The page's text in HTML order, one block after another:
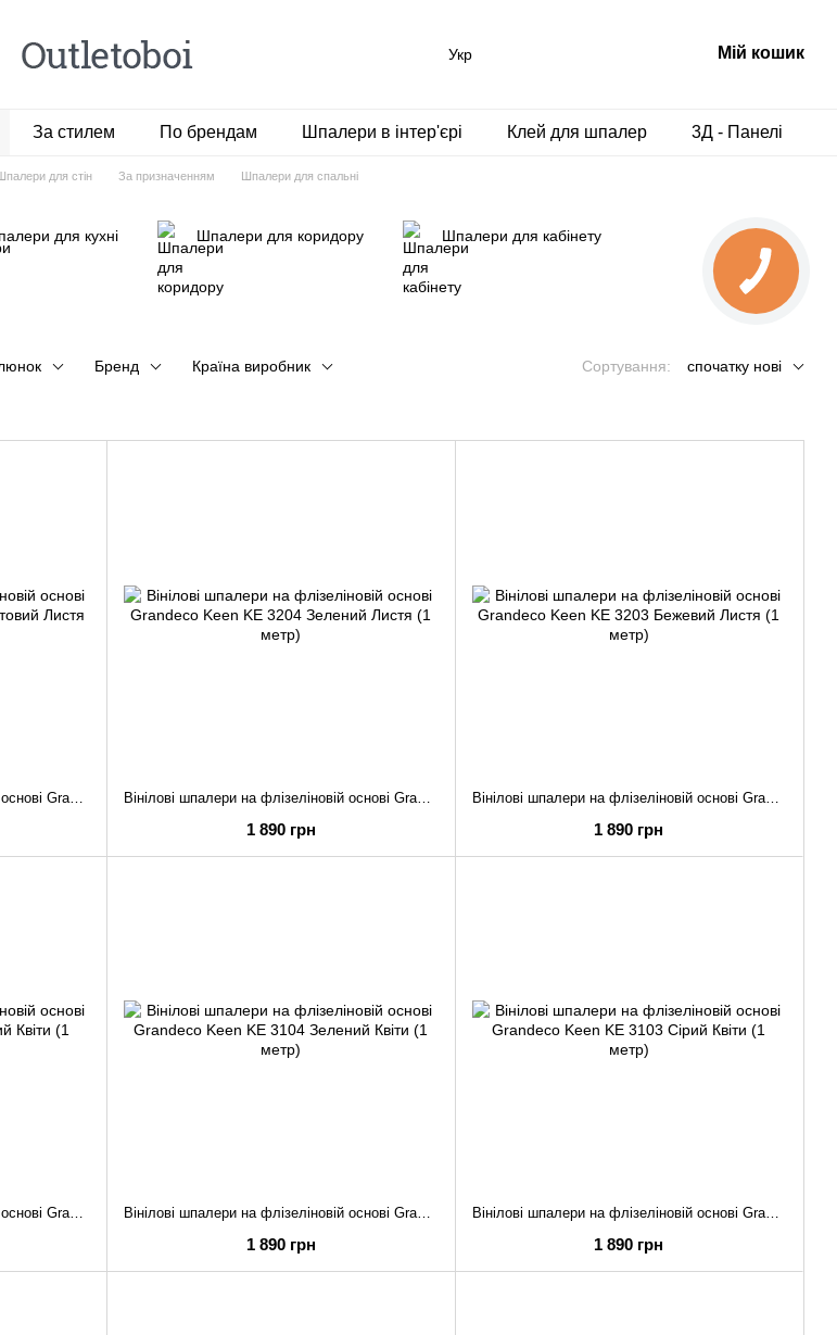
Укр Мій кошик
За стилем По брендам Шпалери в інтер'єрі Клей для шпалер 3Д - Панелі
для стін За призначенням Шпалери для спальні
для кухні Шпалери для коридору Шпалери для кабінету
Бренд Країна виробник Сортування: спочатку нові
Вінілові шпалери на флізеліновій основі Grandeco Keen KE 3205 Графітовий Листя (1 метр)
1 890 грн
Вінілові шпалери на флізеліновій основі Grandeco Keen KE 3203 Бежевий Листя (1 метр)
1 890 грн
Вінілові шпалери на флізеліновій основі Grandeco Keen KE 3201 Сірий Квіти (1 метр) Вінілові шпалери на флізеліновій основі Grandeco Keen KE 3104 Зелений Квіти (1 метр)
1 890 грн
Вінілові шпалери на флізеліновій основі Grandeco Keen KE 3103 Сірий Квіти (1 метр)
1 890 грн